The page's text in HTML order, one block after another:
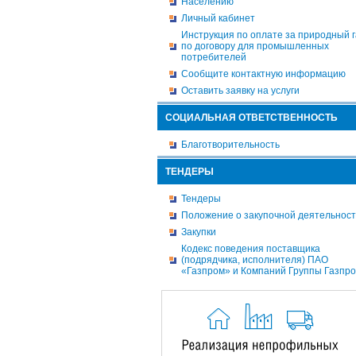
Личный кабинет
Инструкция по оплате за природный
по договору для промышленных
потребителей
Сообщите контактную информацию
Оставить заявку на услуги
СОЦИАЛЬНАЯ ОТВЕТСТВЕННОСТЬ
Благотворительность
ТЕНДЕРЫ
Тендеры
Положение о закупочной
Закупки
Кодекс поведения поставщика
(подрядчика, исполнителя) ПАО
«Газпром» и Компаний Группы